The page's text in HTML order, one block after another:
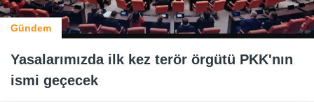
Gündem
Yasalarımızda ilk kez terör örgütü PKK'nın
ismi geçecek